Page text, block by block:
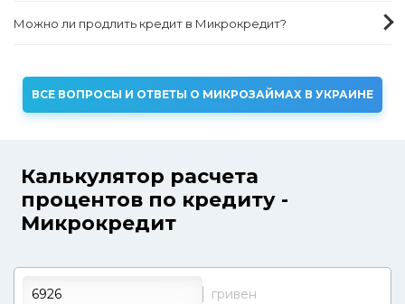
Можно ли продлить кредит в Микрокредит?
ВСЕ ВОПРОСЫ И ОТВЕТЫ О МИКРОЗАЙМАХ В УКРАИНЕ
Калькулятор расчета
процентов по кредиту -
Микрокредит
гривен